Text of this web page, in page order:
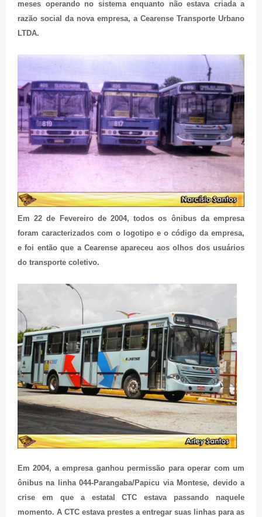
meses operando no sistema enquanto não estava criada a
razão social da nova empresa, a Cearense Transporte Urbano
LTDA.
Em 22 de Fevereiro de 2004, todos os ônibus da empresa
foram caracterizados com o logotipo e o código da empresa,
e foi então que a Cearense apareceu aos olhos dos usuários
do transporte coletivo.
Em 2004, a empresa ganhou permissão para operar com um
ônibus na linha 044-Parangaba/Papicu via Montese, devido a
crise em que a estatal CTC estava passando naquele
momento. A CTC estava prestes a entregar suas linhas para as